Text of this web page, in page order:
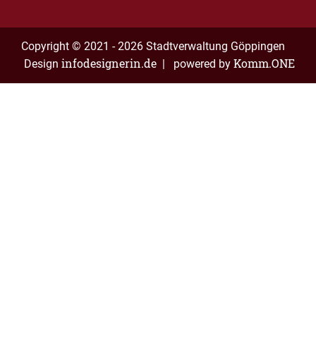
Copyright © 2021 - 2026 Stadtverwaltung Göppingen
Design infodesignerin.de | powered by Komm.ONE